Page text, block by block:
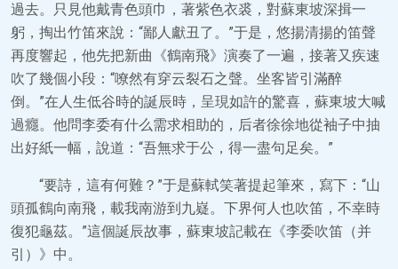
過去。只見他戴青色頭巾，著紫色衣裘，對蘇東坡深揖一
躬，掏出竹笛來說：“鄙人獻丑了。”于是，悠揚清揚的笛聲
再度響起，他先把新曲《鶴南飛》演奏了一遍，接著又疾速
吹了幾個小段：“嘹然有穿云裂石之聲。坐客皆引滿醉
倒。”在人生低谷時的誕辰時，呈現如許的驚喜，蘇東坡大喊
過癮。他問李委有什么需求相助的，后者徐徐地從袖子中抽
出好紙一幅，說道：“吾無求于公，得一盡句足矣。”
“要詩，這有何難？”于是蘇軾笑著提起筆來，寫下：“山
頭孤鶴向南飛，載我南游到九嶷。下界何人也吹笛，不幸時
復犯龜茲。”這個誕辰故事，蘇東坡記載在《李委吹笛（并
引）》中。